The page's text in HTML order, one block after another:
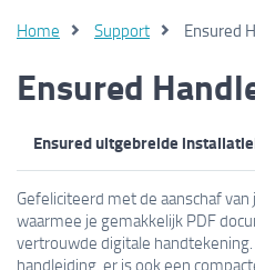
Home Support Ensured
Ensured
Ensured uitgebreide
Gefeliciteerd met de aanschaf
waarmee je gemakkelijk PDF
vertrouwde digitale
handleiding, er is ook een